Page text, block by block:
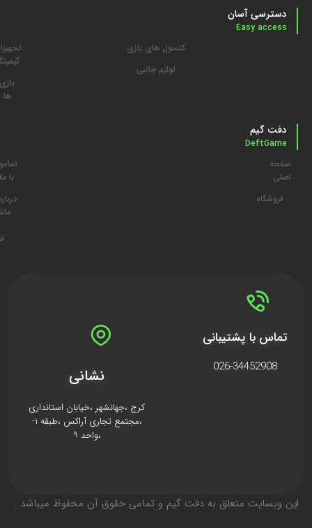
دسترسی آسان
Easy access
کنسول های بازی
لوازم جانبی
بازی
ها
دفت گیم
DeftGame
صفحه
اصلی
فروشگاه
با ما
ما
تماس با پشتیبانی
026-34452908 نشانی
کرج ،جهانشهر ،خیابان استانداری
،مجتمع تجاری آراکس ،طبقه ۱-
،واحد ۹
اين وبسايت متعلق به دفت گیم و تمامی حقوق آن محفوظ ميباشد .